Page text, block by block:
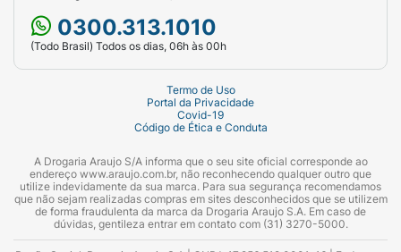
0300.313.1010
(Todo Brasil) Todos os dias, 06h às 00h
Termo de Uso
Portal da Privacidade
Covid-19
Código de Ética e Conduta
A Drogaria Araujo S/A informa que o seu site oficial corresponde ao
endereço www.araujo.com.br, não reconhecendo qualquer outro que
utilize indevidamente da sua marca. Para sua segurança recomendamos
que não sejam realizadas compras em sites desconhecidos que se utilizem
de forma fraudulenta da marca da Drogaria Araujo S.A. Em caso de
dúvidas, gentileza entrar em contato com (31) 3270-5000.